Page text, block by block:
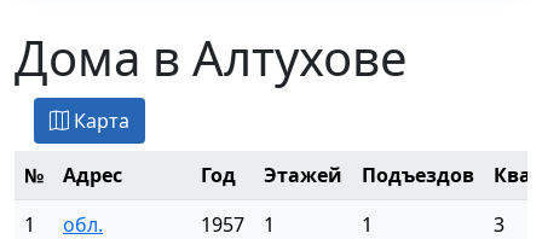
Дома в Алтухове
Карта
№ Адрес Год Этажей Подъездов
1
обл.
1957 1 1 3